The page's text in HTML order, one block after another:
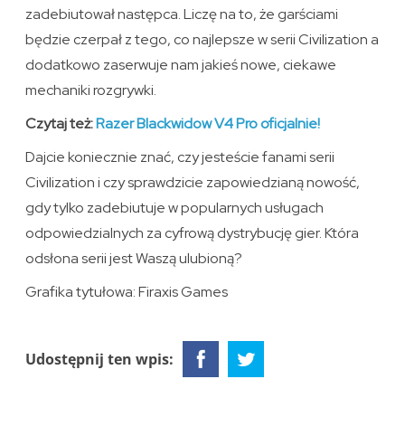
zadebiutował następca. Liczę na to, że garściami
będzie czerpał z tego, co najlepsze w serii Civilization a
dodatkowo zaserwuje nam jakieś nowe, ciekawe
mechaniki rozgrywki.
Czytaj też:Razer Blackwidow V4 Pro oficjalnie!
Dajcie koniecznie znać, czy jesteście fanami serii
Civilization i czy sprawdzicie zapowiedzianą nowość,
gdy tylko zadebiutuje w popularnych usługach
odpowiedzialnych za cyfrową dystrybucję gier. Która
odsłona serii jest Waszą ulubioną?
Grafika tytułowa: Firaxis Games
Udostępnij ten wpis: